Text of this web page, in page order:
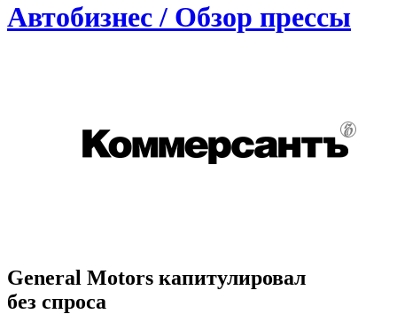
Автобизнес / Обзор прессы
General Motors капитулировал
без спроса